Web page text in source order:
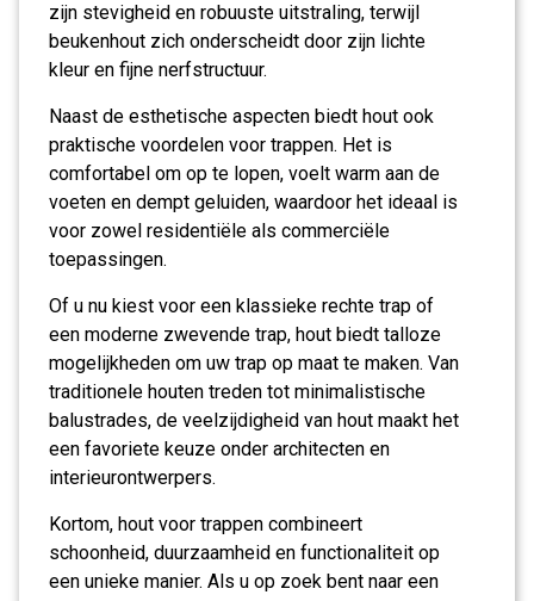
zijn stevigheid en robuuste uitstraling, terwijl
beukenhout zich onderscheidt door zijn lichte
kleur en fijne nerfstructuur.
Naast de esthetische aspecten biedt hout ook
praktische voordelen voor trappen. Het is
comfortabel om op te lopen, voelt warm aan de
voeten en dempt geluiden, waardoor het ideaal is
voor zowel residentiële als commerciële
toepassingen.
Of u nu kiest voor een klassieke rechte trap of
een moderne zwevende trap, hout biedt talloze
mogelijkheden om uw trap op maat te maken. Van
traditionele houten treden tot minimalistische
balustrades, de veelzijdigheid van hout maakt het
een favoriete keuze onder architecten en
interieurontwerpers.
Kortom, hout voor trappen combineert
schoonheid, duurzaamheid en functionaliteit op
een unieke manier. Als u op zoek bent naar een